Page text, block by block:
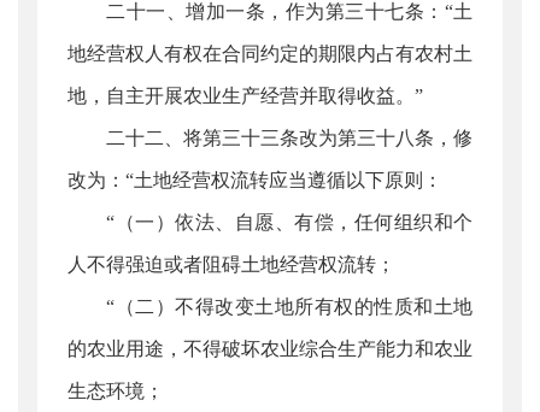
二十一、增加一条，作为第三十七条：“土
地经营权人有权在合同约定的期限内占有农村土
地，自主开展农业生产经营并取得收益。”
二十二、将第三十三条改为第三十八条，修
改为：“土地经营权流转应当遵循以下原则：
“（一）依法、自愿、有偿，任何组织和个
人不得强迫或者阻碍土地经营权流转；
“（二）不得改变土地所有权的性质和土地
的农业用途，不得破坏农业综合生产能力和农业
生态环境；